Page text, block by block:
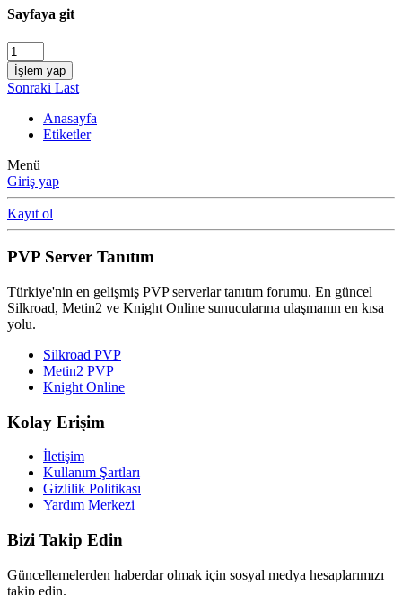
Sayfaya git
İşlem yap
Sonraki Last
Anasayfa
Etiketler
Menü
Giriş yap
Kayıt ol
PVP Server Tanıtım
Türkiye'nin en gelişmiş PVP serverlar tanıtım forumu. En güncel
Silkroad, Metin2 ve Knight Online sunucularına ulaşmanın en kısa
yolu.
Silkroad PVP
Metin2 PVP
Knight Online
Kolay Erişim
İletişim
Kullanım Şartları
Gizlilik Politikası
Yardım Merkezi
Bizi Takip Edin
Güncellemelerden haberdar olmak için sosyal medya hesaplarımızı
takip edin.